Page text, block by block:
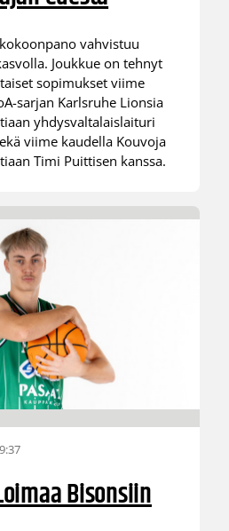
vahvistuu
Joukkue on tehnyt
sopimukset viime
sarjan Karlsruhe Lionsia
yhdysvaltalaislaituri
viime kaudella Kouvoja
Timi Puittisen kanssa.
Bisonsiin